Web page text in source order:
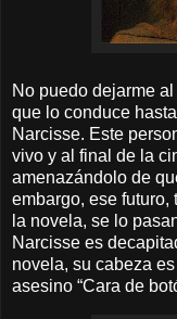
No puedo dejarme
que lo conduce
Narcisse. Este
vivo y al final de la
amenazándolo de
embargo, ese futuro,
la novela, se lo
Narcisse es
novela, su cabeza
asesino “Cara de